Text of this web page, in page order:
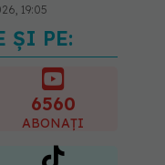
19:05
Brahiterapie
externă în
ginecologic. Dr.
(SANADOR)
diferența și cum
tratamentul
ȘI PE:
6560
ABONAȚI